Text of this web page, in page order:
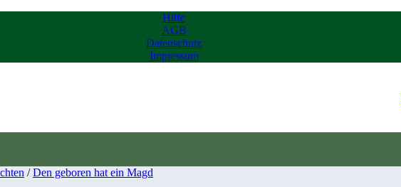
Hilfe
AGB
Datenschutz
Impressum
/Den geboren hat ein Magd